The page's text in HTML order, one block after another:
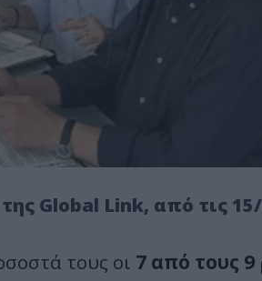
Global Link, από τις
τους οι 7 από τους 9